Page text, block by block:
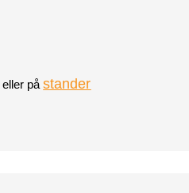
eller påstander